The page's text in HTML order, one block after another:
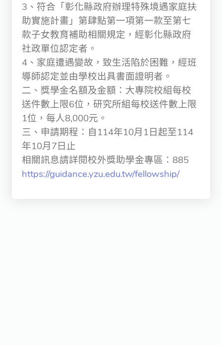
3、符合「彰化縣政府辦理特殊境遇家庭扶
助實施計畫」第肆點第一項第一款至第七
款子女教育補助相關規定，經彰化縣政府
社政單位認定者。
4、家庭遭遇變故，致生活陷於困難，經班
導師認定並由學校出具書面證明者。
二、獎學金名額及金額：大專院校組每校
送件數上限6位，研究所組每校送件數上限
1位，每人8,000元。
三、申請期程：自114年10月1日起至114
年10月7日止
相關訊息請詳閱校外獎助學金專區：885
https://guidance.yzu.edu.tw/fellowship/